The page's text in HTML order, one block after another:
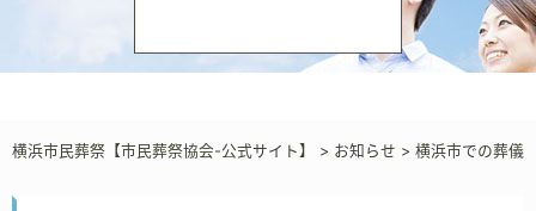
横浜市民葬祭【市民葬祭協会-公式サイト】 > お知らせ > 横浜市での葬儀